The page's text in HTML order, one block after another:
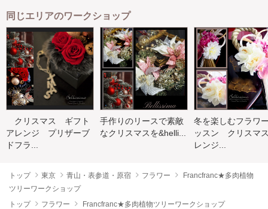
同じエリアのワークショップ
クリスマス ギフト
アレンジ プリザーブ
ドフラ...
手作りのリースで素敵
なクリスマスを&helli...
冬を楽しむフラワ
ッスン クリスマ
レンジ...
トップ 東京 青山・表参道・原宿 フラワー
Francfranc★多肉植物
ツリーワークショップ
トップ
フラワー
Francfranc★多肉植物ツリーワークショップ